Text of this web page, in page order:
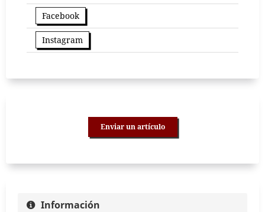
Facebook
Instagram
Enviar un artículo
Información